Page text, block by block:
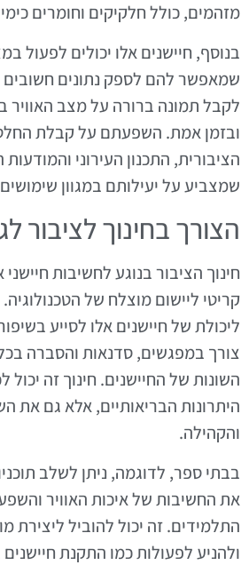
מזהמים, כולל חלקיקים וחומרים
בנוסף, חיישנים אלו יכולים לפעול
שמאפשר להם לספק נתונים חשובים
לקבל תמונה ברורה על מצב האוויר
ובזמן אמת. השפעתם על קבלת
הציבורית, התכנון העירוני
שמצביע על יעילותם במגוון
הצורך בחינוך לציבור
חינוך הציבור בנוגע לחשיבות חיישני
קריטי ליישום מוצלח של
ליכולת של חיישנים אלו לסייע
צורך במפגשים, סדנאות והסברה
השונות של החיישנים. חינוך זה
היתרונות הבריאותיים, אלא גם
והקהילה.
בבתי ספר, לדוגמה, ניתן לשלב
את החשיבות של איכות האוויר
התלמידים. זה יכול להוביל ליצירת
ולהניע לפעולות כמו התקנת